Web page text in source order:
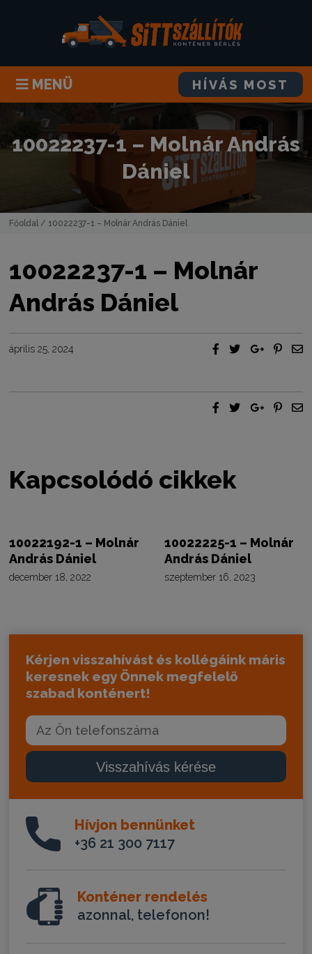
MENÜ HÍVÁS MOST
10022237-1 – Molnár András
Dániel
Főoldal / 10022237-1 – Molnár András Dániel
10022237-1 – Molnár
András Dániel
április 25, 2024
Kapcsolódó cikkek
10022192-1 – Molnár
András Dániel
december 18, 2022
10022225-1 – Molnár
András Dániel
szeptember 16, 2023
Kérjen visszahívást és kollégáink máris
keresnek egy Önnek megfelelő
szabad konténert!
Visszahívás kérése
Hívjon bennünket
+36 21 300 7117
Konténer rendelés
azonnal, telefonon!